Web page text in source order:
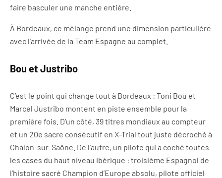
faire basculer une manche entière.
À Bordeaux, ce mélange prend une dimension particulière
avec l’arrivée de la Team Espagne au complet.
Bou et Justribo
C’est le point qui change tout à Bordeaux : Toni Bou et
Marcel Justribo montent en piste ensemble pour la
première fois. D’un côté, 39 titres mondiaux au compteur
et un 20e sacre consécutif en X-Trial tout juste décroché à
Chalon-sur-Saône. De l’autre, un pilote qui a coché toutes
les cases du haut niveau ibérique : troisième Espagnol de
l’histoire sacré Champion d’Europe absolu, pilote officiel